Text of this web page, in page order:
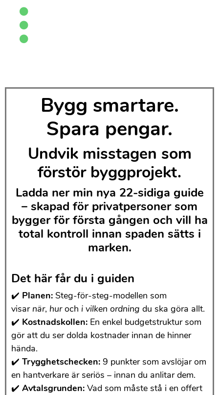
Bygg smartare.
Spara pengar.
Undvik misstagen som
förstör byggprojekt.
Ladda ner min nya 22-sidiga guide
– skapad för privatpersoner som
bygger för första gången och vill ha
total kontroll innan spaden sätts i
marken.
Det här får du i guiden
✔️ Planen: Steg-för-steg-modellen som
visar när, huroch i vilken ordning du ska göra allt.
✔️ Kostnadskollen: En enkel budgetstruktur som
gör att du ser dolda kostnader innan de hinner
hända.
✔️ Trygghetschecken: 9 punkter som avslöjar om
en hantverkare är seriös – innan du anlitar dem.
✔️ Avtalsgrunden: Vad som måste stå i en offert